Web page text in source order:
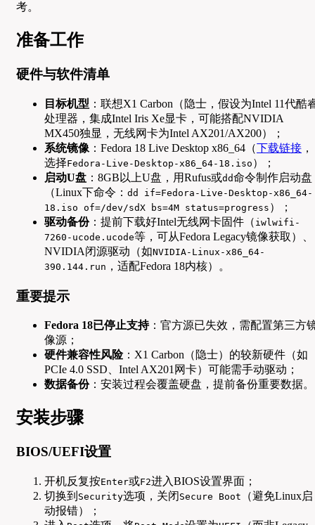
考。
准备工作
硬件与软件清单
目标机型 ：联想X1 Carbon（隐士，假设为Intel 11代酷
处理器，集成Intel Iris Xe显卡，可能搭配NVIDIA
MX450独显，无线网卡为Intel AX201/AX200）；
系统镜像 ：Fedora 18 Live Desktop x86_64（下载链接 ，
选择Fedora-Live-Desktop-x86_64-18.iso ）；
启动U盘 ：8GB以上U盘，用Rufus或dd命令制作启动盘
（Linux下命令： dd if=Fedora-Live-Desktop-x86_64-
18.iso of=/dev/sdX bs=4M status=progress ）；
驱动备份：提前下载好Intel无线网卡固件（ iwlwifi-
7260-ucode.ucode等，可从Fedora Legacy镜像获取）、
NVIDIA闭源驱动（如NVIDIA-Linux-x86_64-
390.144.run ，适配Fedora 18内核）。
重要提示
Fedora 18已停止支持：官方源已失效，需配置第三方
像源；
硬件兼容性风险：X1 Carbon（隐士）的较新硬件（如
PCIe 4.0 SSD、Intel AX201网卡）可能需手动驱动；
数据备份：安装过程会覆盖硬盘，提前备份重要数据。
安装步骤
BIOS/UEFI设置
开机反复按Enter或F2进入BIOS设置界面；
切换到 Security选项，关闭 Secure Boot
（避免Linux启
动报错）；